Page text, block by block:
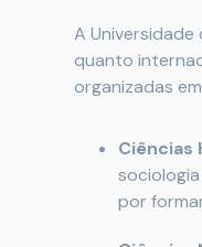
A
quanto
organizadas
Ciências
por